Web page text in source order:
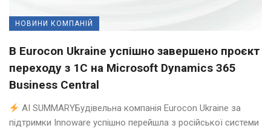
НОВИНИ КОМПАНІЙ
В Eurocon Ukraine успішно завершено проєкт
переходу з 1С на Microsoft Dynamics 365
Business Central
AI SUMMARYБудівельна компанія Eurocon Ukraine за
підтримки Innoware успішно перейшла з російської системи